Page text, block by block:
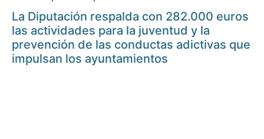
La Diputación respalda con 282.000 euros
las actividades para la juventud y la
prevención de las conductas adictivas que
impulsan los ayuntamientos